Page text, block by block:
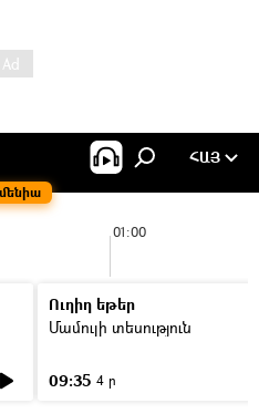
ՀԱՅ
01:00
Ուղիղ եթեր
Մամուլի տեսություն
09:35 4 ր